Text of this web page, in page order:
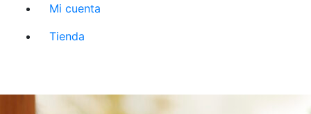
Mi cuenta
Tienda